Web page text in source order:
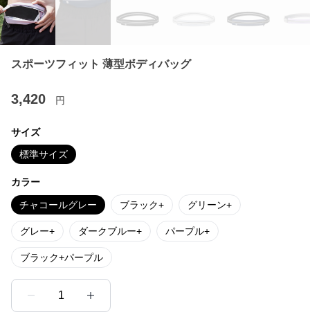
スポーツフィット 薄型ボディバッグ
3,420 円
サイズ
標準サイズ
カラー
チャコールグレー ブラック+ グリーン+
グレー+ ダークブルー+ パープル+
ブラック+パープル
1